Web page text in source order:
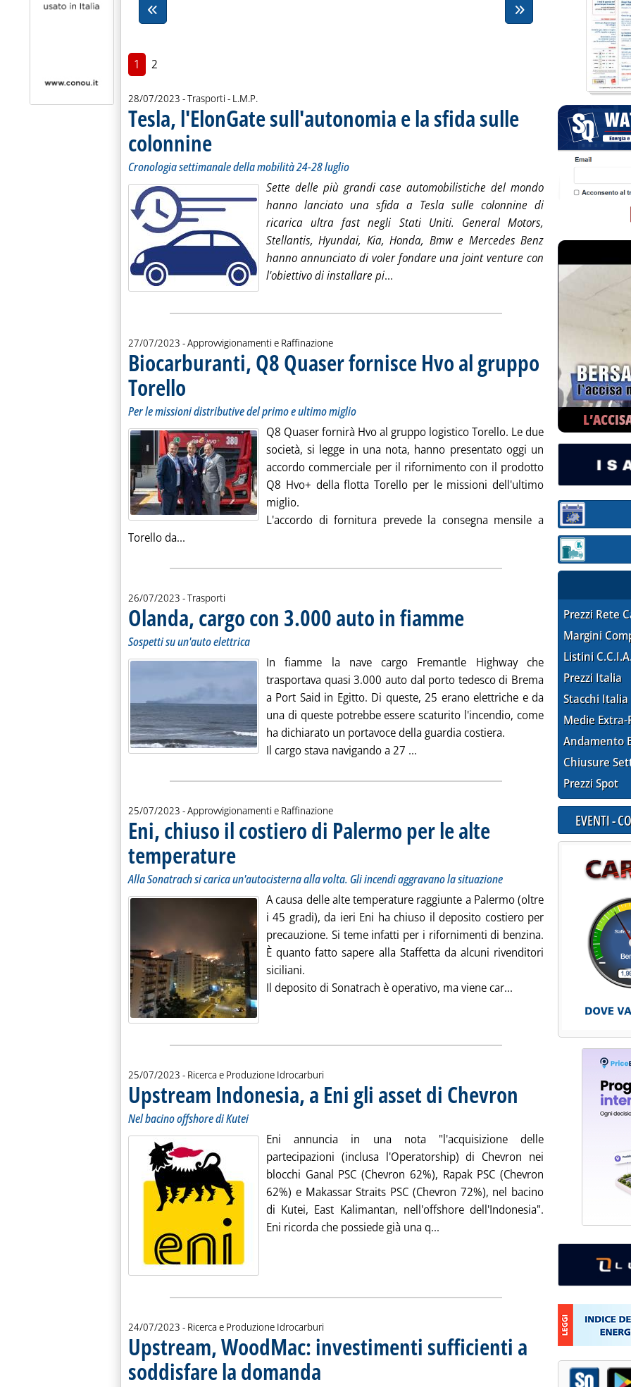
1 2
28/07/2023 - Trasporti - di:
L.M.P.
Tesla, l'ElonGate sull'autonomia e la sfida sulle
colonnine
Cronologia settimanale della mobilità 24-28 luglio
Sette delle più grandi case automobilistiche del mondo
hanno lanciato una sfida a Tesla sulle colonnine di
ricarica ultra fast negli Stati Uniti. General Motors,
Stellantis, Hyundai, Kia, Honda, Bmw e Mercedes Benz
hanno annunciato di voler fondare una joint venture con
l'obiettivo di installare pi... Leggi tutta la notizia: 'Tesla, l'ElonGate
27/07/2023 - Approvvigionamenti e Raffinazione
Biocarburanti, Q8 Quaser fornisce Hvo al gruppo
Torello
Per le missioni distributive del primo e ultimo miglio
Q8 Quaser fornirà Hvo al gruppo logistico Torello. Le due
società, si legge in una nota, hanno presentato oggi un
accordo commerciale per il rifornimento con il prodotto
Q8 Hvo+ della flotta Torello per le missioni dell'ultimo
miglio.
L'accordo di fornitura prevede la consegna mensile a
Torello da... Leggi tutta la notizia: 'Biocarburanti, Q8 Quaser fornisce Hvo al gruppo Torello '
26/07/2023 - Trasporti
Olanda, cargo con 3.000 auto in fiamme . Sottotitolo: Sospetti su un'auto elettrica
. Pubblicata mercoledì 26 luglio 2023 alle 12.47.
Sospetti su un'auto elettrica
In fiamme la nave cargo Fremantle Highway che
trasportava quasi 3.000 auto dal porto tedesco di Brema
a Port Said in Egitto. Di queste, 25 erano elettriche e da
una di queste potrebbe essere scaturito l'incendio, come
ha dichiarato un portavoce della guardia costiera.
Il cargo stava navigando a 27 ... Leggi tutta la notizia: 'Olanda, cargo con
25/07/2023 - Approvvigionamenti e Raffinazione
Eni, chiuso il costiero di Palermo per le alte
temperature . Sottotitolo: Alla Sonatrach si carica un'autocisterna alla volta. Gli incendi aggravano la situazione
Alla Sonatrach si carica un'autocisterna alla volta. Gli incendi aggravano la situazione
A causa delle alte temperature raggiunte a Palermo (oltre
i 45 gradi), da ieri Eni ha chiuso il deposito costiero per
precauzione. Si teme infatti per i rifornimenti di benzina.
È quanto fatto sapere alla Staffetta da alcuni rivenditori
siciliani.
Il deposito di Sonatrach è operativo, ma viene car... Leggi tutta la notizia:
25/07/2023 - Ricerca e Produzione Idrocarburi
Upstream Indonesia, a Eni gli asset di Chevron . Sottotitolo: Nel bacino offshore
. Pubblicata martedì 25 luglio
Nel bacino offshore di Kutei
Eni annuncia in una nota "l'acquisizione delle
partecipazioni (inclusa l'Operatorship) di Chevron nei
blocchi Ganal PSC (Chevron 62%), Rapak PSC (Chevron
62%) e Makassar Straits PSC (Chevron 72%), nel bacino
di Kutei, East Kalimantan, nell'offshore dell'Indonesia".
Eni ricorda che possiede già una q... Leggi tutta la notizia: 'Upstream
24/07/2023 - Ricerca e Produzione Idrocarburi
Upstream, WoodMac: investimenti sufficienti a
soddisfare la domanda . Sottotitolo: Lo studio per sfatare il “mito” del sotto investimento nell'E&P
Sezione:
Sezione:
Prezzi Rete
Margini
Listini
Prezzi Italia
Stacchi Italia
Medie Extra-
Andamento
Chiusure
Prezzi Spot
EVENTI -